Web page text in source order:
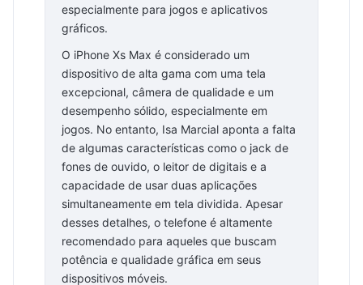
especialmente para jogos e aplicativos
gráficos.
O iPhone Xs Max é considerado um
dispositivo de alta gama com uma tela
excepcional, câmera de qualidade e um
desempenho sólido, especialmente em
jogos. No entanto, Isa Marcial aponta a falta
de algumas características como o jack de
fones de ouvido, o leitor de digitais e a
capacidade de usar duas aplicações
simultaneamente em tela dividida. Apesar
desses detalhes, o telefone é altamente
recomendado para aqueles que buscam
potência e qualidade gráfica em seus
dispositivos móveis.